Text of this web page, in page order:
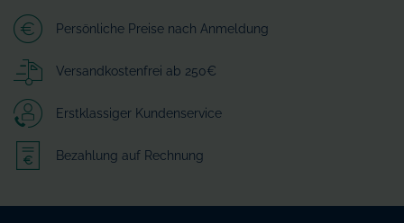
Persönliche Preise nach Anmeldung
Versandkostenfrei ab 250€
Erstklassiger Kundenservice
Bezahlung auf Rechnung